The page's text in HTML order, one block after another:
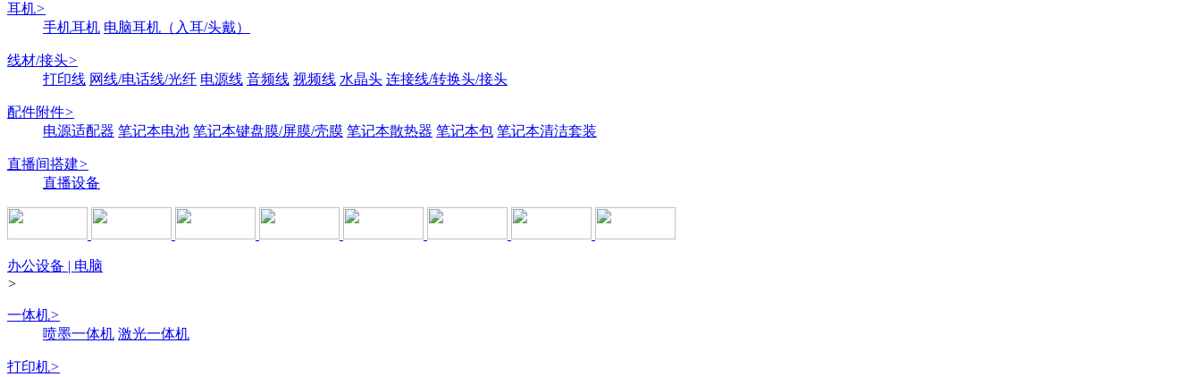
耳机>
手机耳机 电脑耳机（入耳/头戴）
线材/接头>
打印线 网线/电话线/光纤 电源线 音频线 视频线 水晶头 连接线/转换头/接头
配件附件>
电源适配器 笔记本电池 笔记本键盘膜/屏膜/壳膜 笔记本散热器 笔记本包 笔记本清洁套装
直播间搭建>
直播设备
办公设备 | 电脑
>
一体机>
喷墨一体机 激光一体机
打印机>